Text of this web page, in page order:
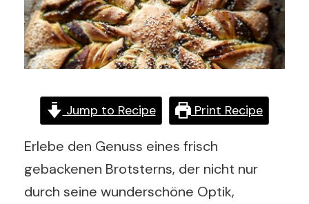
Jump to Recipe Print Recipe
Erlebe den Genuss eines frisch
gebackenen Brotsterns, der nicht nur
durch seine wunderschöne Optik,